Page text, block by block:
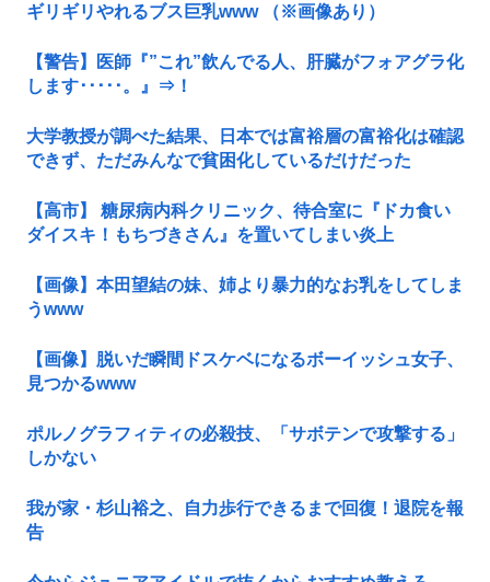
ギリギリやれるブス巨乳www （※画像あり）
【警告】医師『”これ”飲んでる人、肝臓がフォアグラ化
します･････。』⇒！
大学教授が調べた結果、日本では富裕層の富裕化は確認
できず、ただみんなで貧困化しているだけだった
【高市】 糖尿病内科クリニック、待合室に『ドカ食い
ダイスキ！もちづきさん』を置いてしまい炎上
【画像】本田望結の妹、姉より暴力的なお乳をしてしま
うwww
【画像】脱いだ瞬間ドスケベになるボーイッシュ女子、
見つかるwww
ポルノグラフィティの必殺技、「サボテンで攻撃する」
しかない
我が家・杉山裕之、自力歩行できるまで回復！退院を報
告